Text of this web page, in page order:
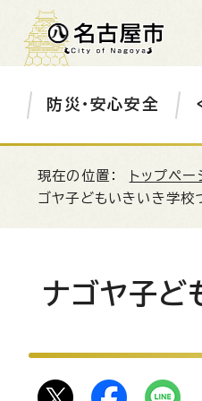
防災・安心安全
現在の位置： トップペー
ゴヤ子どもいきいき学校
ナゴヤ子ど